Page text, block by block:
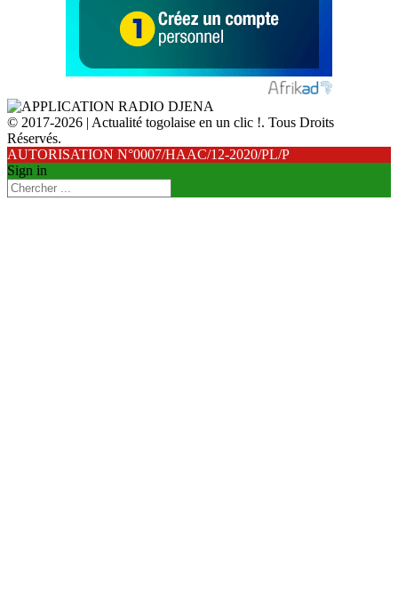
© 2017-2026 | Actualité togolaise en un clic !. Tous Droits
Réservés.
AUTORISATION N°0007/HAAC/12-2020/PL/P
Sign in